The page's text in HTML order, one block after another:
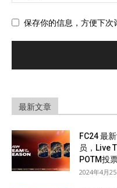
保存你的信息，方便下次
最新文章
FC24 最
员，Live
POTM投
2024年4月25